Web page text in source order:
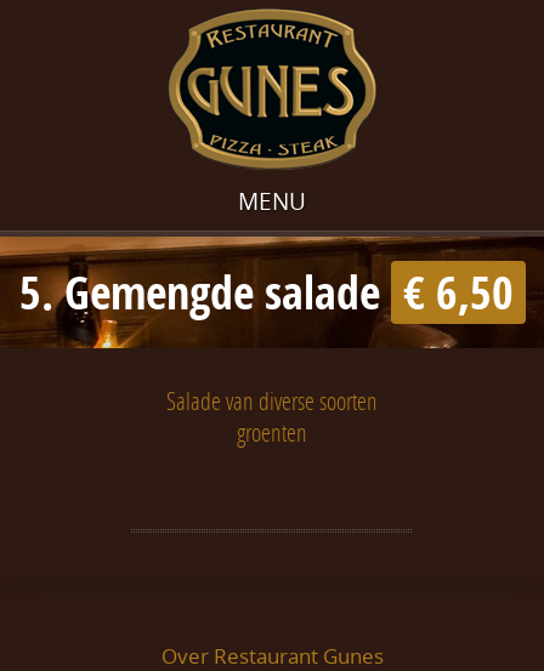
MENU
5. Gemengde salade € 6,50
Salade van diverse soorten
groenten
Over Restaurant Gunes